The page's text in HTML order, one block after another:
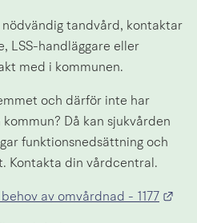
tandvård, kontaktar
LSS-handläggare eller
med i kommunen.
och därför inte har
Då kan sjukvården
funktionsnedsättning och
Kontakta din vårdcentral.
av omvårdnad - 1177